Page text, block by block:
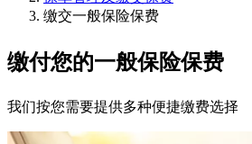
缴交一般保险保费
缴付您的一般保险保费
我们按您需要提供多种便捷缴费选择